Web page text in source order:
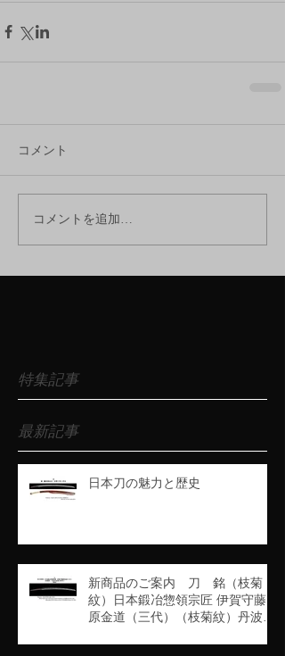
コメント
コメントを追加…
特集記事
最新記事
日本刀の魅力と歴史
新商品のご案内 刀 銘（枝菊
紋）日本鍛冶惣領宗匠 伊賀守藤
原金道（三代）（枝菊紋）丹波守